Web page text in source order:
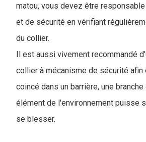
matou, vous devez être
et de sécurité en vérifiant
du collier.
Il est aussi vivement recommandé
collier à mécanisme de sécurité afin
coincé dans un barrière, une branche
élément de l'environnement puisse
se blesser.